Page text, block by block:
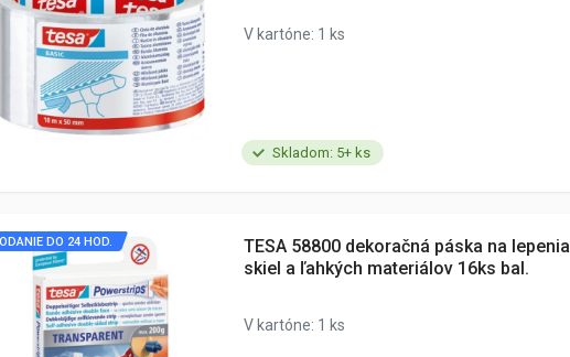
Skladom: 5+ ks
V kartóne: 1 ks
DO 24 HOD.
TESA 58800 dekoračná páska na lepenia
skiel a ľahkých materiálov 16ks bal.
V kartóne: 1 ks